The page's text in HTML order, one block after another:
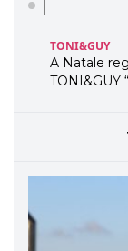
TONI&GUY
A Natale
TONI&GUY
LABEL.M
professionali